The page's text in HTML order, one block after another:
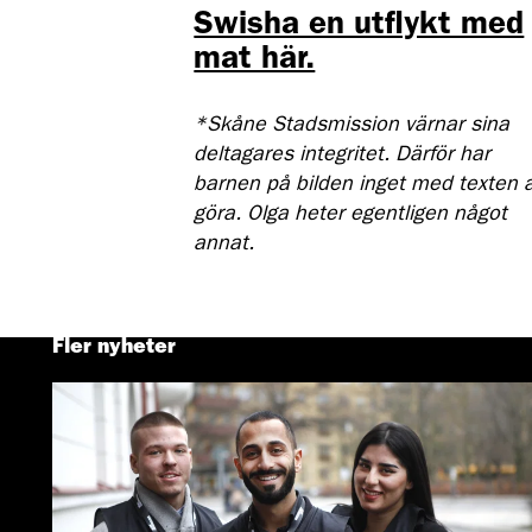
Swisha en utflykt med
mat här.
*Skåne Stadsmission värnar sina
deltagares integritet. Därför har
barnen på bilden inget med texten
göra. Olga heter egentligen något
annat.
Fler nyheter